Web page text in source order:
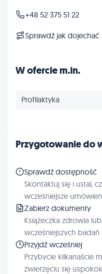
+48 52 375 51 22
Sprawdź jak dojechać
W ofercie m.in.
Profilaktyka
Przygotowanie do
Sprawdź dostępność
Skontaktuj się i ustal,
wcześniejsze
Zabierz dokumenty
Książeczka zdrowia
wcześniejszych badań
Przyjdź wcześniej
Przybycie kilkanaście
zwierzęciu się